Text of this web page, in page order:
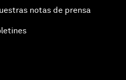
notas de prensa